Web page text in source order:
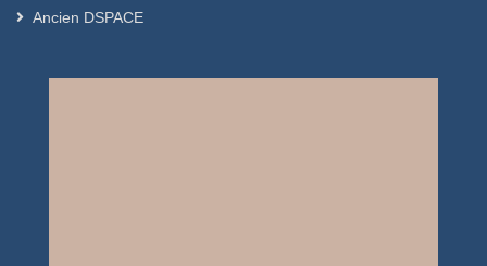
Ancien DSPACE